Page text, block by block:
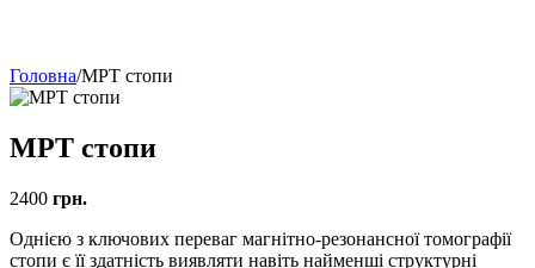
Головна/МРТ стопи
МРТ стопи
2400 грн.
Однією з ключових переваг магнітно-резонансної томографії
стопи є її здатність виявляти навіть найменші структурні